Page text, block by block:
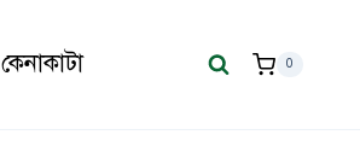
কেনাকাটা 0